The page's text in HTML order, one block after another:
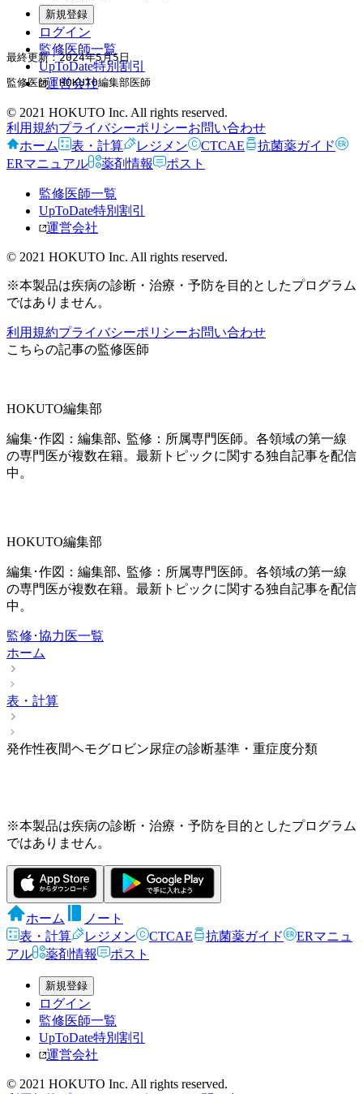
新規登録
ログイン
監修医師一覧
UpToDate特別割引
運営会社
© 2021 HOKUTO Inc. All rights reserved.
利用規約プライバシーポリシーお問い合わせ
ホーム
表・計算 レジメン CTCAE
抗菌薬ガイド
ERマニュアル
薬剤情報 ポスト
監修医師一覧
UpToDate特別割引
運営会社
© 2021 HOKUTO Inc. All rights reserved.
※本製品は疾病の診断・治療・予防を目的としたプログラム
ではありません。
利用規約プライバシーポリシーお問い合わせ
こちらの記事の監修医師
HOKUTO編集部
編集･作図：編集部､ 監修：所属専門医師。各領域の第一線
の専門医が複数在籍。最新トピックに関する独自記事を配信
中。
HOKUTO編集部
編集･作図：編集部､ 監修：所属専門医師。各領域の第一線
の専門医が複数在籍。最新トピックに関する独自記事を配信
中。
監修･協力医一覧
ホーム
表・計算
発作性夜間ヘモグロビン尿症の診断基準・重症度分類
※本製品は疾病の診断・治療・予防を目的としたプログラム
ではありません。
ホーム
ノート
表・計算
レジメン CTCAE 抗菌薬ガイド
ERマニュ
アル
薬剤情報 ポスト
新規登録
ログイン
監修医師一覧
UpToDate特別割引
運営会社
© 2021 HOKUTO Inc. All rights reserved.
最終更新：2024年5月5日
監修医師：HOKUTO編集部医師